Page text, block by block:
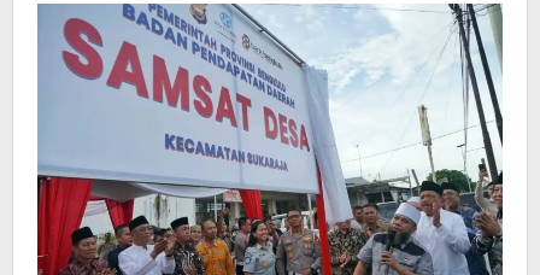
Target
Infrastruktur
Rp85
Miliar